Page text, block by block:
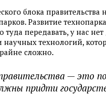
блока правительства
Развитие
передавать, у нас
технологий,
сложно.
— это
придти